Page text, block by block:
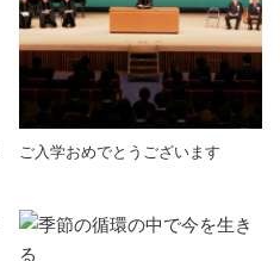
ご入学おめでとうございます